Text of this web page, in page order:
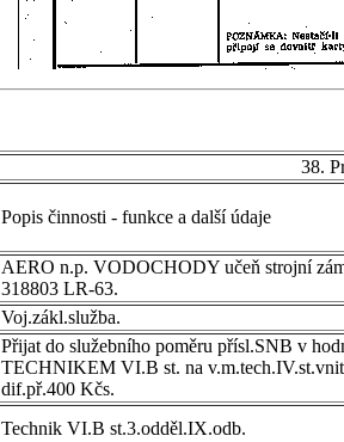
38.
Popis činnosti - funkce a další údaje
AERO n.p. VODOCHODY učeň strojní
318803 LR-63.
Voj.zákl.služba.
Přijat do služebního poměru přísl.SNB v
TECHNIKEM VI.B st. na
dif.př.400 Kčs.
Technik VI.B st.3.odděl.IX.odb.